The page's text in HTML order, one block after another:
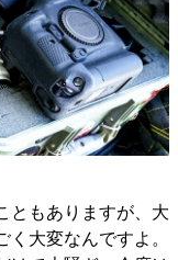
ともありますが、大
大変なんですよ。